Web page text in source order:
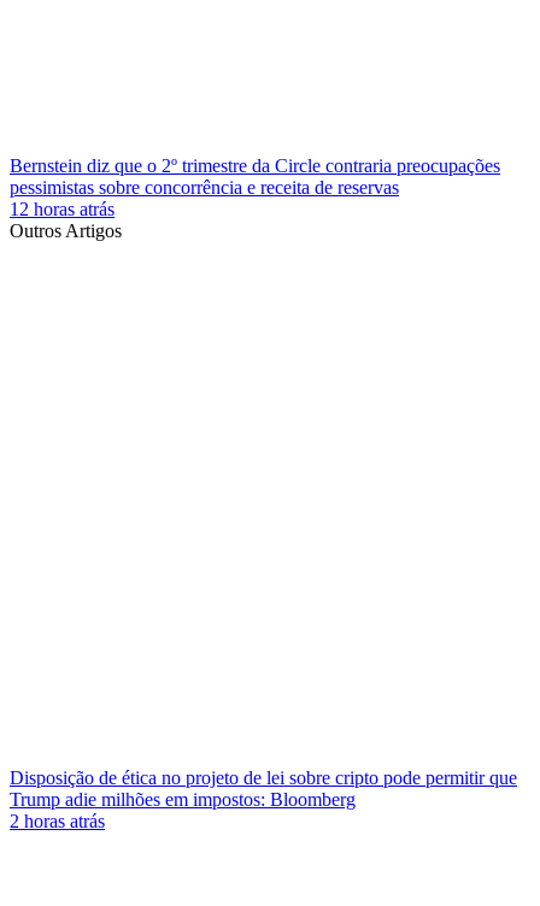
Bernstein diz que o 2º trimestre da Circle contraria preocupações
pessimistas sobre concorrência e receita de reservas
12 horas atrás
Outros Artigos
Disposição de ética no projeto de lei sobre cripto pode permitir que
Trump adie milhões em impostos: Bloomberg
2 horas atrás